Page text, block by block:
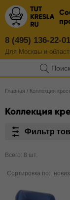
8 (495) 136-22-01
Для Москвы и
Поиск
Главная / Коллекция
Коллекция
Фильтр
Всего: 8 шт.
Сортировка по: